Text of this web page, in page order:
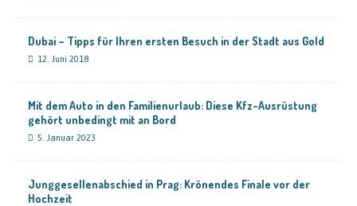
Dubai – Tipps für Ihren ersten Besuch in der Stadt aus Gold
12. Juni 2018
Mit dem Auto in den Familienurlaub: Diese Kfz-Ausrüstung
gehört unbedingt mit an Bord
5. Januar 2023
Junggesellenabschied in Prag: Krönendes Finale vor der
Hochzeit